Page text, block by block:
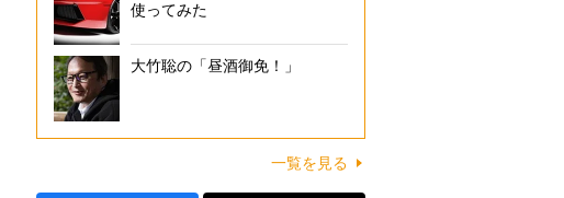
使ってみた
大竹聡の「昼酒御免！」
一覧を見る